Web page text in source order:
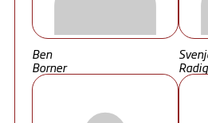
Ben
Borner
Radig